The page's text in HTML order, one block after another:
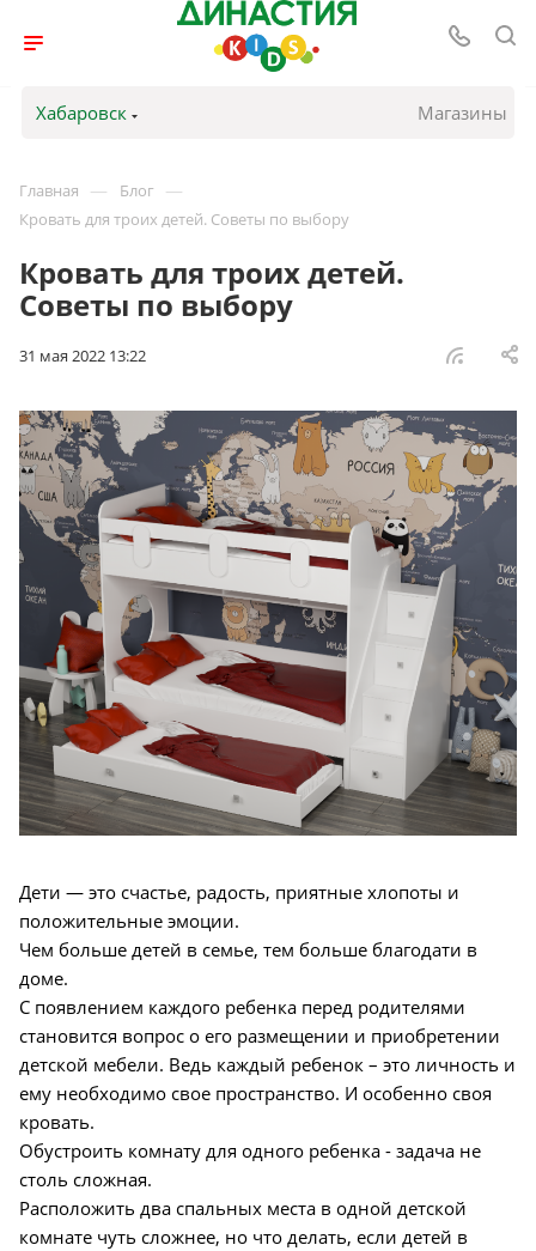
Хабаровск Магазины
Главная — Блог —
Кровать для троих детей. Советы по выбору
Кровать для троих детей.
Советы по выбору
31 мая 2022 13:22
Дети — это счастье, радость, приятные хлопоты и
положительные эмоции.
Чем больше детей в семье, тем больше благодати в
доме.
С появлением каждого ребенка перед родителями
становится вопрос о его размещении и приобретении
детской мебели. Ведь каждый ребенок – это личность и
ему необходимо свое пространство. И особенно своя
кровать.
Обустроить комнату для одного ребенка - задача не
столь сложная.
Расположить два спальных места в одной детской
комнате чуть сложнее, но что делать, если детей в